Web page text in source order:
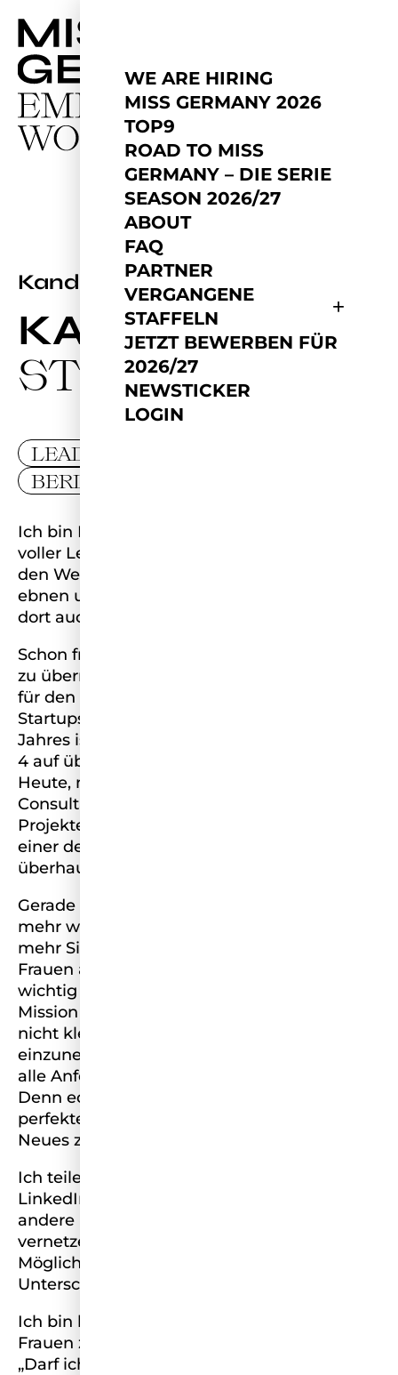
WE ARE HIRING
MISS GERMANY 2026
TOP9
ROAD TO MISS
GERMANY – DIE SERIE
SEASON 2026/27
ABOUT
FAQ
PARTNER
VERGANGENE
STAFFELN
JETZT BEWERBEN FÜR
2026/27
NEWSTICKER
LOGIN
Kandidatin2026
KAJA
STORBECK
LEADER
BERLIN
Ich bin Kaja Storbeck und setze mich mit
voller Leidenschaft dafür ein, mehr Frauen
den Weg in männerdominierte Branchen zu
ebnen und sie dabei zu unterstützen, sich
dort auch wirklich durchzusetzen.
Schon früh habe ich gelernt, Verantwortung
zu übernehmen: Mit 22 Jahren war ich allein
für den gesamten Personalbereich eines
Startups verantwortlich. Innerhalb eines
Jahres ist das Team durch meine Arbeit von
4 auf über 40 Mitarbeitende gewachsen.
Heute, mit 25 Jahren, bin ich als Recruitment
Consultant tätig und spezialisiert auf
Projekte mit Freelancern im Bahnbereich,
einer der klassischsten Männerdomänen
überhaupt.
Gerade in solchen Branchen braucht es
mehr weibliche Stimmen, mehr Vorbilder,
mehr Sichtbarkeit. Ich weiß, wie schnell
Frauen an sich selbst zweifeln und wie
wichtig es ist, trotzdem loszugehen. Meine
Mission ist es, Frauen zu ermutigen, sich
nicht kleinzumachen, sondern Raum
einzunehmen. Auch dann, wenn sie nicht
alle Anforderungen auf dem Papier erfüllen.
Denn echte Stärke zeigt sich nicht in
perfekten Lebensläufen, sondern im Mut,
Neues zu wagen.
Ich teile meine Erfahrungen offen auf
LinkedIn, in Podcasts und auf Panels um
andere Frauen zu inspirieren und zu
vernetzen. Denn Sichtbarkeit schafft
Möglichkeiten. Und Netzwerke machen den
Unterschied.
Ich bin hier, um meine Stimme für all die
Frauen zu erheben, die sich noch fragen:
„Darf ich das?“ – Ja, du darfst. Und wie. Und